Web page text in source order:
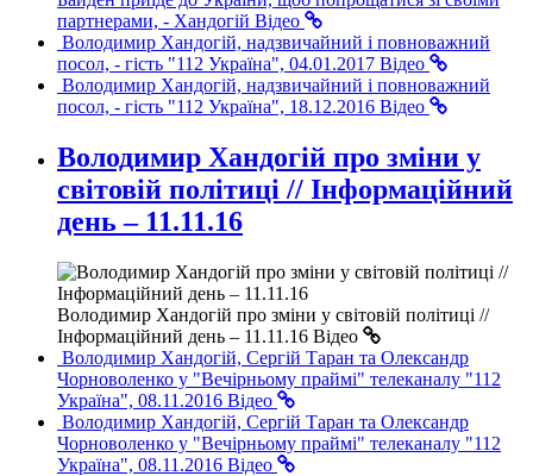
партнерами, - Хандогій Відео
Володимир Хандогій, надзвичайний і повноважний
посол, - гість "112 Україна", 04.01.2017 Відео
Володимир Хандогій, надзвичайний і повноважний
посол, - гість "112 Україна", 18.12.2016 Відео
Володимир Хандогій про зміни у
світовій політиці // Інформаційний
день – 11.11.16
Володимир Хандогій про зміни у світовій політиці //
Інформаційний день – 11.11.16 Відео
Володимир Хандогій, Сергій Таран та Олександр
Чорноволенко у "Вечірньому праймі" телеканалу "112
Україна", 08.11.2016 Відео
Володимир Хандогій, Сергій Таран та Олександр
Чорноволенко у "Вечірньому праймі" телеканалу "112
Україна", 08.11.2016 Відео